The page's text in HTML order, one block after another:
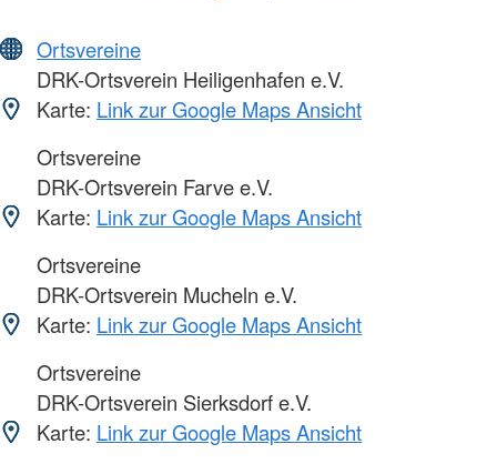
Ortsvereine
DRK-Ortsverein Heiligenhafen e.V.
Karte: Link zur Google Maps Ansicht
Ortsvereine
DRK-Ortsverein Farve e.V.
Karte: Link zur Google Maps Ansicht
Ortsvereine
DRK-Ortsverein Mucheln e.V.
Karte: Link zur Google Maps Ansicht
Ortsvereine
DRK-Ortsverein Sierksdorf e.V.
Karte: Link zur Google Maps Ansicht